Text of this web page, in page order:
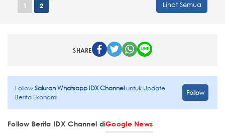
1 2 Lihat Semua
SHARE
FollowSaluran Whatsapp IDX Channeluntuk Update
Berita Ekonomi
Follow
Follow Berita IDX Channel diGoogle News